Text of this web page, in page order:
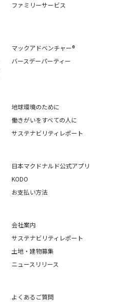
ファミリーサービス
マックアドベンチャー®
バースデーパーティー
地球環境のために
働きがいをすべての人に
サステナビリティレポート
日本マクドナルド公式アプリ
KODO
お支払い方法
会社案内
サステナビリティレポート
土地・建物募集
ニュースリリース
よくあるご質問